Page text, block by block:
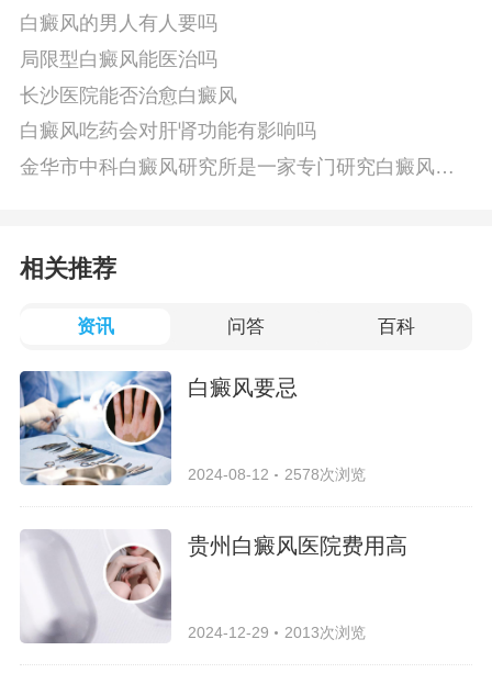
白癜风的男人有人要吗
局限型白癜风能医治吗
长沙医院能否治愈白癜风
白癜风吃药会对肝肾功能有影响吗
金华市中科白癜风研究所是一家专门研究白癜风的
相关推荐
资讯 问答 百科
白癜风要忌
2024-08-12 2578次浏览
贵州白癜风医院费用高
2024-12-29 2013次浏览